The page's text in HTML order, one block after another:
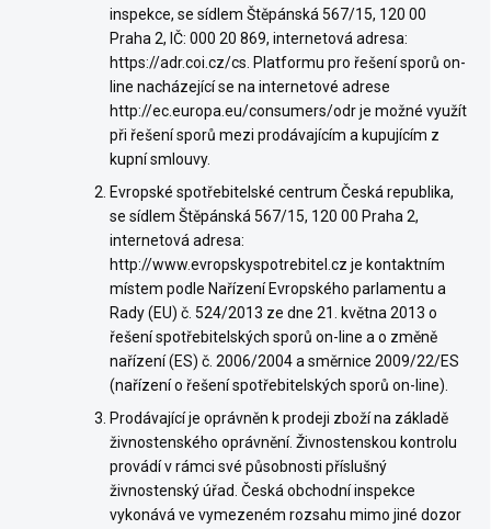
inspekce, se sídlem Štěpánská 567/15, 120 00
Praha 2, IČ: 000 20 869, internetová adresa:
https://adr.coi.cz/cs. Platformu pro řešení sporů on-
line nacházející se na internetové adrese
http://ec.europa.eu/consumers/odr je možné využít
při řešení sporů mezi prodávajícím a kupujícím z
kupní smlouvy.
Evropské spotřebitelské centrum Česká republika,
se sídlem Štěpánská 567/15, 120 00 Praha 2,
internetová adresa:
http://www.evropskyspotrebitel.cz je kontaktním
místem podle Nařízení Evropského parlamentu a
Rady (EU) č. 524/2013 ze dne 21. května 2013 o
řešení spotřebitelských sporů on-line a o změně
nařízení (ES) č. 2006/2004 a směrnice 2009/22/ES
(nařízení o řešení spotřebitelských sporů on-line).
Prodávající je oprávněn k prodeji zboží na základě
živnostenského oprávnění. Živnostenskou kontrolu
provádí v rámci své působnosti příslušný
živnostenský úřad. Česká obchodní inspekce
vykonává ve vymezeném rozsahu mimo jiné dozor